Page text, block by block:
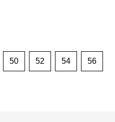
50 52 54 56